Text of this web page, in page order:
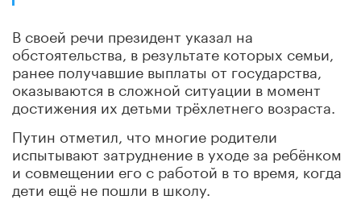
В своей речи президент указал на
обстоятельства, в результате которых семьи,
ранее получавшие выплаты от государства,
оказываются в сложной ситуации в момент
достижения их детьми трёхлетнего возраста.
Путин отметил, что многие родители
испытывают затруднение в уходе за ребёнком
и совмещении его с работой в то время, когда
дети ещё не пошли в школу.